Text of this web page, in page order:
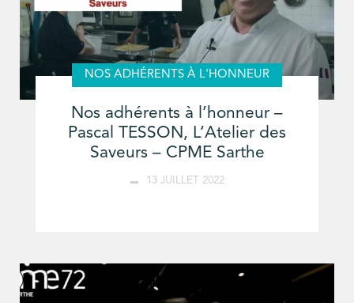
NOS ADHÉRENTS À L'HONNEUR
Nos adhérents à l’honneur –
Pascal TESSON, L’Atelier des
Saveurs – CPME Sarthe
13 JUILLET 2022